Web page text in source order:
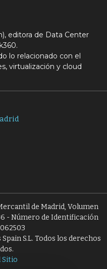
editora de Data Center
lo relacionado con el
virtualización y cloud
de Madrid, Volumen
- Número de Identificación
S.L. Todos los derechos
Sitio